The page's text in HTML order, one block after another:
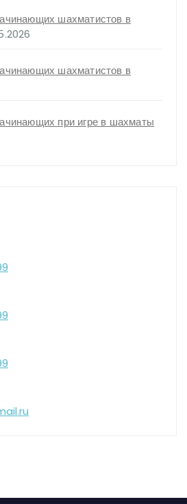
шахматистов в
шахматистов в
при игре в шахматы